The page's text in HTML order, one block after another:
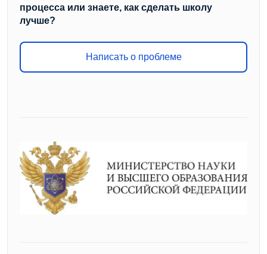
процесса или знаете, как сделать школу
лучше?
Написать о проблеме